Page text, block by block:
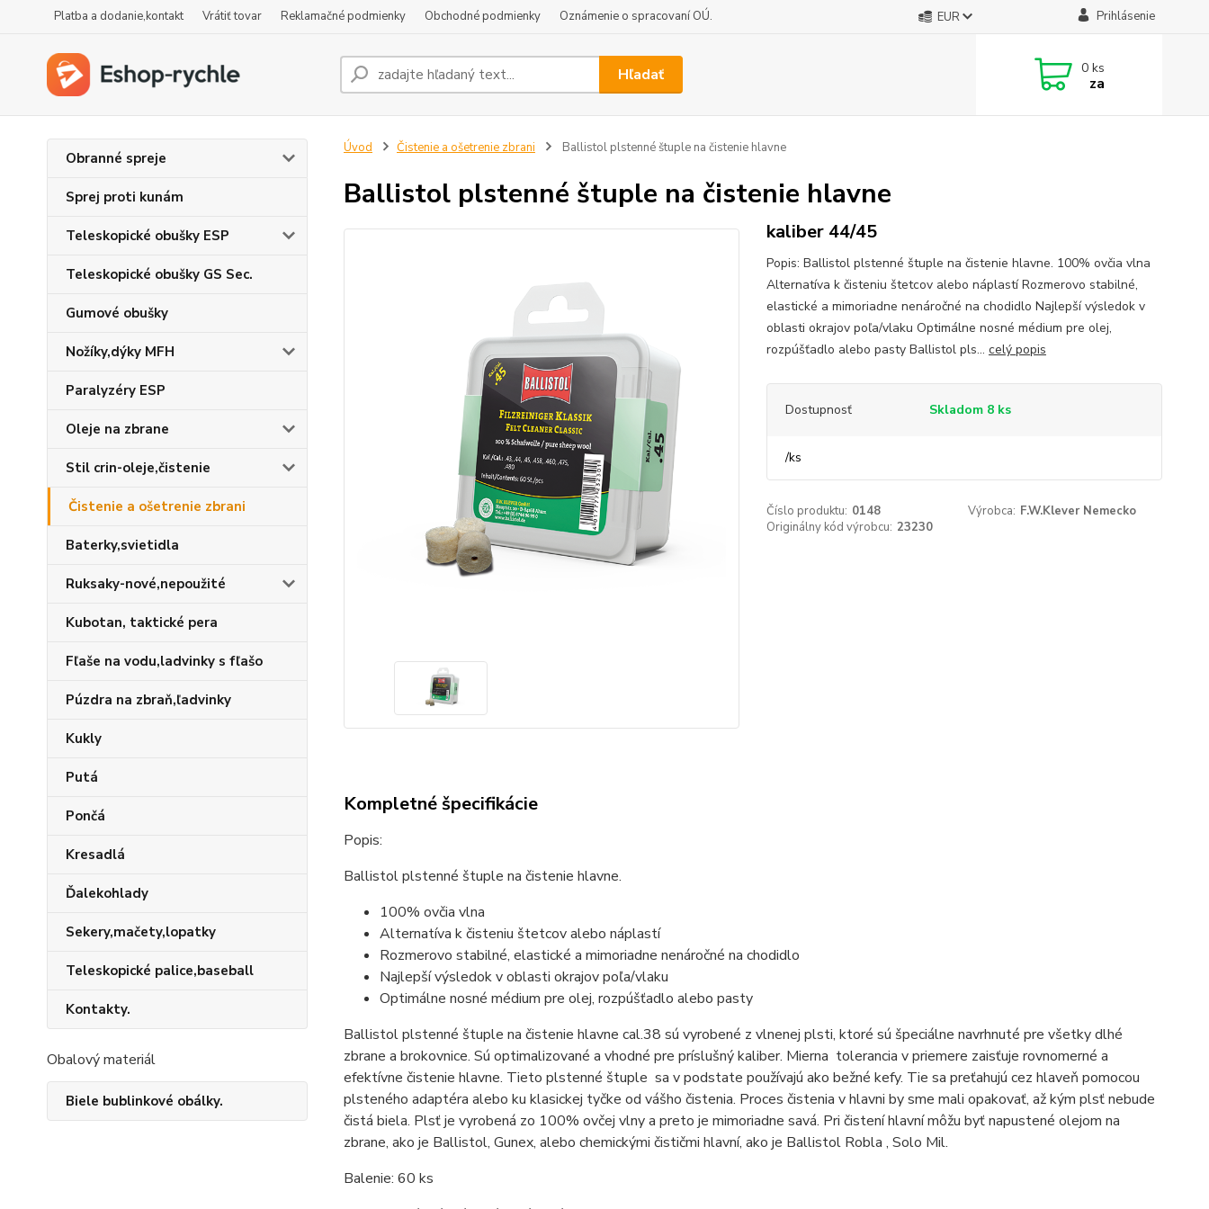
Platba a dodanie,kontakt Vrátiť tovar Reklamačné podmienky Obchodné podmienky Oznámenie o spracovaní OÚ. EUR Prihlásenie
Hľadať 0 ks
za
Obranné spreje
Sprej proti kunám
Teleskopické obušky ESP
Teleskopické obušky GS Sec.
Gumové obušky
Nožíky,dýky MFH
Paralyzéry ESP
Oleje na zbrane
Stil crin-oleje,čistenie
Čistenie a ošetrenie zbrani
Baterky,svietidla
Ruksaky-nové,nepoužité
Kubotan, taktické pera
Fľaše na vodu,ladvinky s fľašo
Púzdra na zbraň,ľadvinky
Kukly
Putá
Pončá
Kresadlá
Ďalekohlady
Sekery,mačety,lopatky
Teleskopické palice,baseball
Kontakty.
Obalový materiál
Biele bublinkové obálky.
Úvod Čistenie a ošetrenie zbrani Ballistol plstenné štuple na čistenie hlavne
Ballistol plstenné štuple na čistenie hlavne
kaliber 44/45
Popis: Ballistol plstenné štuple na čistenie hlavne. 100% ovčia vlna
Alternatíva k čisteniu štetcov alebo náplastí Rozmerovo stabilné,
elastické a mimoriadne nenáročné na chodidlo Najlepší výsledok v
oblasti okrajov poľa/vlaku Optimálne nosné médium pre olej,
rozpúšťadlo alebo pasty Ballistol pls... celý popis
Dostupnosť Skladom 8 ks
/ks
Číslo produktu: 0148 Výrobca: F.W.Klever Nemecko
Originálny kód výrobcu: 23230
Kompletné špecifikácie
Popis:
Ballistol plstenné štuple na čistenie hlavne.
100% ovčia vlna
Alternatíva k čisteniu štetcov alebo náplastí
Rozmerovo stabilné, elastické a mimoriadne nenáročné na chodidlo
Najlepší výsledok v oblasti okrajov poľa/vlaku
Optimálne nosné médium pre olej, rozpúšťadlo alebo pasty
Ballistol plstenné štuple na čistenie hlavne cal.38 sú vyrobené z vlnenej plsti, ktoré sú špeciálne navrhnuté pre všetky dlhé
zbrane a brokovnice. Sú optimalizované a vhodné pre príslušný kaliber. Mierna tolerancia v priemere zaisťuje rovnomerné a
efektívne čistenie hlavne. Tieto plstenné štuple sa v podstate používajú ako bežné kefy. Tie sa preťahujú cez hlaveň pomocou
plsteného adaptéra alebo ku klasickej tyčke od vášho čistenia. Proces čistenia v hlavni by sme mali opakovať, až kým plsť nebude
čistá biela. Plsť je vyrobená zo 100% ovčej vlny a preto je mimoriadne savá. Pri čistení hlavní môžu byť napustené olejom na
zbrane, ako je Ballistol, Gunex, alebo chemickými čističmi hlavní, ako je Ballistol Robla , Solo Mil.
Balenie: 60 ks